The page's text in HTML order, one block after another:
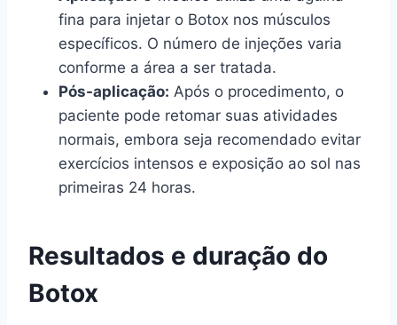
fina para injetar o Botox nos músculos
específicos. O número de injeções varia
conforme a área a ser tratada.
Pós-aplicação: Após o procedimento, o
paciente pode retomar suas atividades
normais, embora seja recomendado evitar
exercícios intensos e exposição ao sol nas
primeiras 24 horas.
Resultados e duração do
Botox